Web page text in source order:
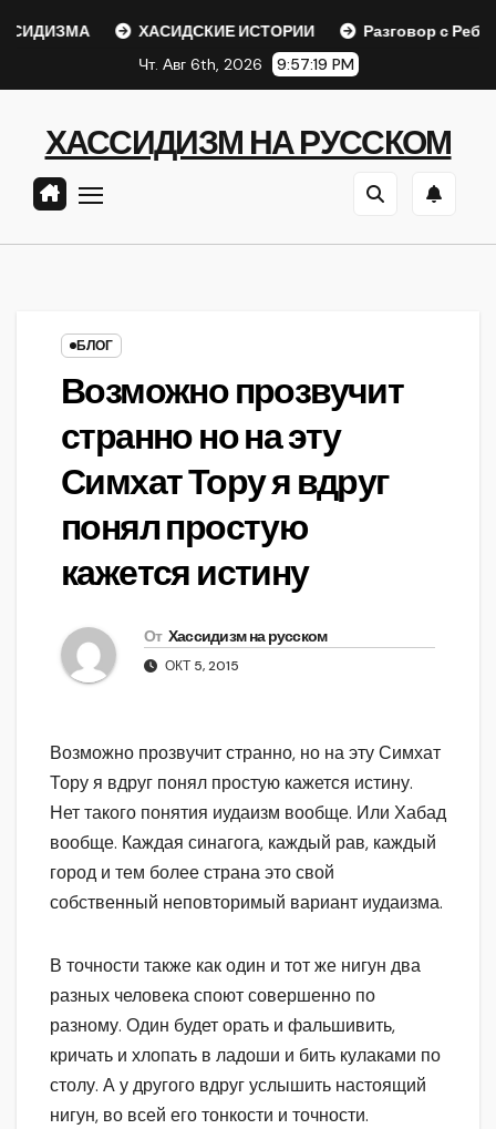
ХАСИДСКИЕ ИСТОРИИ
Разговор с Ребе
Чт. Авг 6th, 2026 9:57:20 PM
ХАССИДИЗМ НА РУССКОМ
БЛОГ
Возможно прозвучит
странно но на эту
Симхат Тору я вдруг
понял простую
кажется истину
От Хассидизм на русском
ОКТ 5, 2015
Возможно прозвучит странно, но на эту Симхат
Тору я вдруг понял простую кажется истину.
Нет такого понятия иудаизм вообще. Или Хабад
вообще. Каждая синагога, каждый рав, каждый
город и тем более страна это свой
собственный неповторимый вариант иудаизма.
В точности также как один и тот же нигун два
разных человека споют совершенно по
разному. Один будет орать и фальшивить,
кричать и хлопать в ладоши и бить кулаками по
столу. А у другого вдруг услышить настоящий
нигун, во всей его тонкости и точности.